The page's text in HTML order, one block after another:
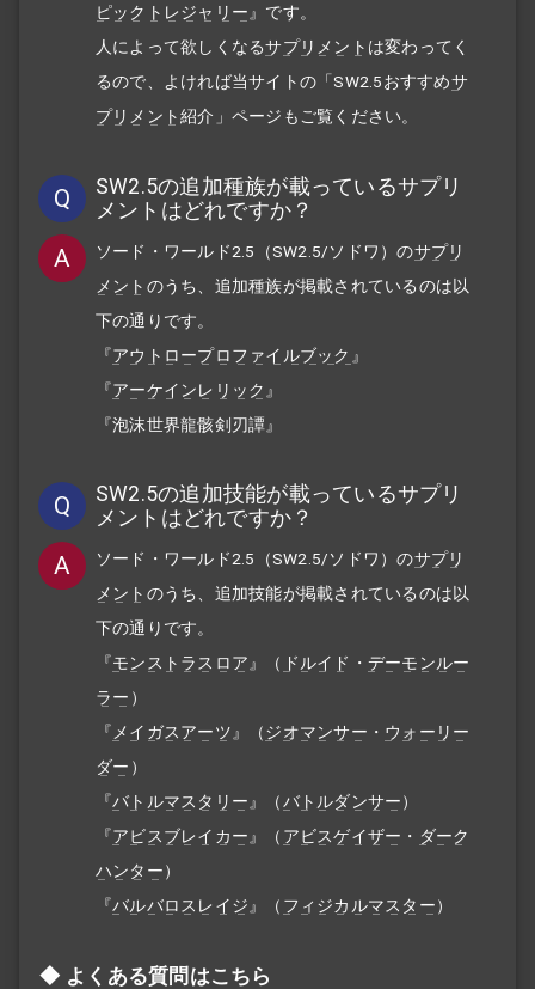
ピックトレジャリー 』です。
人によって欲しくなるサプリメント は変わってく
るので、よければ当サイトの「SW2.5おすすめサ
プリメント紹介」ページもご覧ください。
Q
SW2.5の追加種族が載っているサプリ
メントはどれですか？
A ソード・ワールド2.5（SW2.5/ソドワ）のサプリ
メント のうち、追加種族が掲載されているのは以
下の通りです。
『アウトロープロファイルブック 』
『アーケインレリック 』
『泡沫世界龍骸剣刃譚』
Q
SW2.5の追加技能が載っているサプリ
メントはどれですか？
A ソード・ワールド2.5（SW2.5/ソドワ）のサプリ
メント のうち、追加技能が掲載されているのは以
下の通りです。
『モンストラスロア 』（ ドルイド ・ デーモンルー
ラー ）
『 メイガスアーツ 』（ジオマンサー ・ ウォーリー
ダー ）
『バトルマスタリー 』（バトルダンサー）
『アビスブレイカー 』（ アビスゲイザー ・ ダーク
ハンター）
『バルバロスレイジ 』（ フィジカルマスター）
よくある質問はこちら